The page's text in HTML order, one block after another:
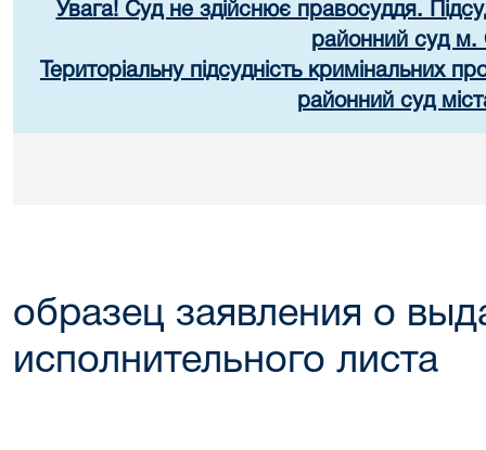
Увага! Суд не здійснює правосуддя.
районний суд м.
Територіальну підсудність кримінальних
районний суд
образец заявления о
исполнительного листа